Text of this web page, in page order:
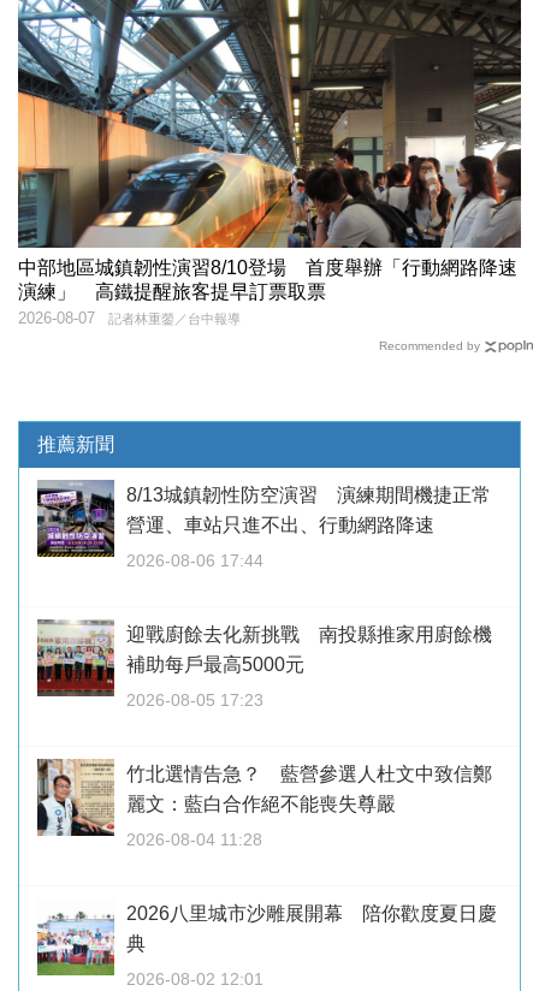
中部地區城鎮韌性演習8/10登場 首度舉辦「行動網路降速
演練」 高鐵提醒旅客提早訂票取票
記者林重鎣／台中報導
2026-08-07
Recommended by
推薦新聞
8/13城鎮韌性防空演習 演練期間機捷正常
營運、車站只進不出、行動網路降速
2026-08-06 17:44
迎戰廚餘去化新挑戰 南投縣推家用廚餘機
補助每戶最高5000元
2026-08-05 17:23
竹北選情告急？ 藍營參選人杜文中致信鄭
麗文：藍白合作絕不能喪失尊嚴
2026-08-04 11:28
2026八里城市沙雕展開幕 陪你歡度夏日慶
典
2026-08-02 12:01